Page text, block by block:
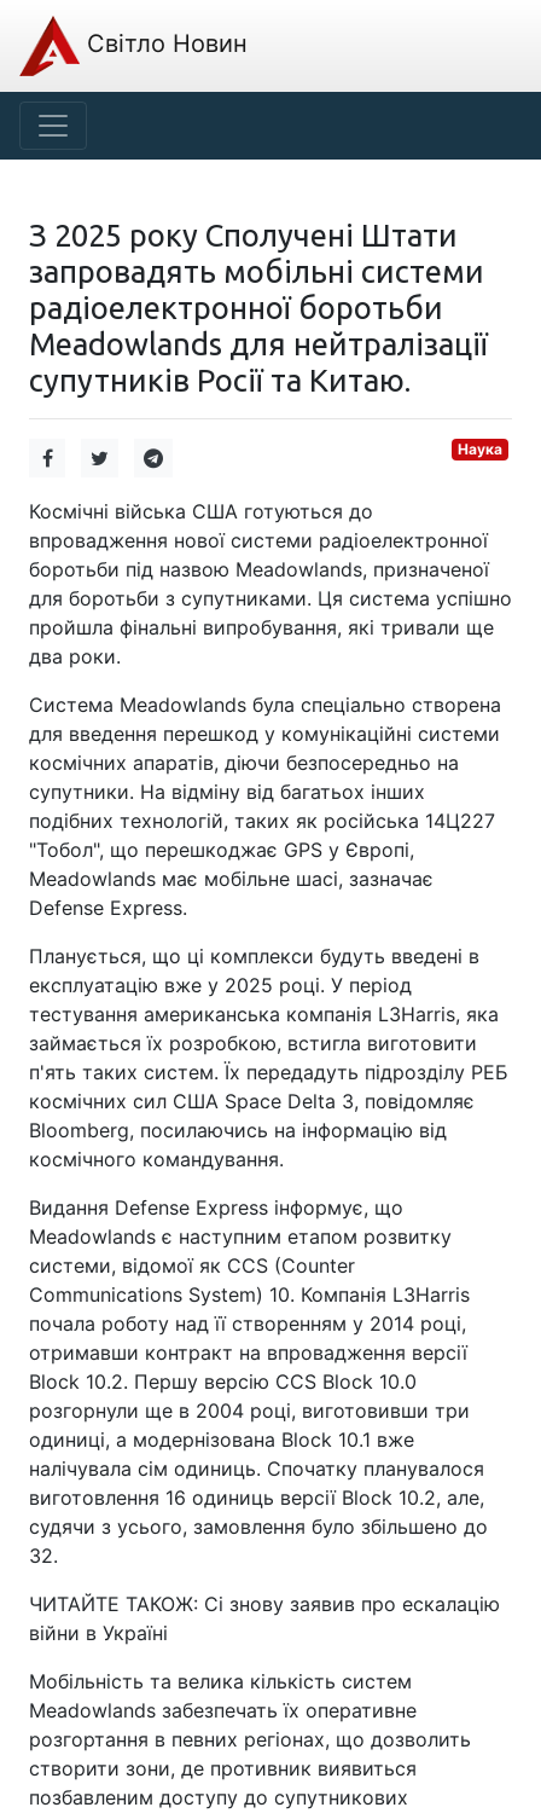
Світло Новин
З 2025 року Сполучені Штати
запровадять мобільні системи
радіоелектронної боротьби
Meadowlands для нейтралізації
супутників Росії та Китаю.
Наука
Космічні війська США готуються до
впровадження нової системи радіоелектронної
боротьби під назвою Meadowlands, призначеної
для боротьби з супутниками. Ця система успішно
пройшла фінальні випробування, які тривали ще
два роки.
Система Meadowlands була спеціально створена
для введення перешкод у комунікаційні системи
космічних апаратів, діючи безпосередньо на
супутники. На відміну від багатьох інших
подібних технологій, таких як російська 14Ц227
"Тобол", що перешкоджає GPS у Європі,
Meadowlands має мобільне шасі, зазначає
Defense Express.
Планується, що ці комплекси будуть введені в
експлуатацію вже у 2025 році. У період
тестування американська компанія L3Harris, яка
займається їх розробкою, встигла виготовити
п'ять таких систем. Їх передадуть підрозділу РЕБ
космічних сил США Space Delta 3, повідомляє
Bloomberg, посилаючись на інформацію від
космічного командування.
Видання Defense Express інформує, що
Meadowlands є наступним етапом розвитку
системи, відомої як CCS (Counter
Communications System) 10. Компанія L3Harris
почала роботу над її створенням у 2014 році,
отримавши контракт на впровадження версії
Block 10.2. Першу версію CCS Block 10.0
розгорнули ще в 2004 році, виготовивши три
одиниці, а модернізована Block 10.1 вже
налічувала сім одиниць. Спочатку планувалося
виготовлення 16 одиниць версії Block 10.2, але,
судячи з усього, замовлення було збільшено до
32.
ЧИТАЙТЕ ТАКОЖ: Сі знову заявив про ескалацію
війни в Україні
Мобільність та велика кількість систем
Meadowlands забезпечать їх оперативне
розгортання в певних регіонах, що дозволить
створити зони, де противник виявиться
позбавленим доступу до супутникових